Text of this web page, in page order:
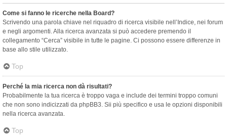
Come si fanno le ricerche nella Board?
Scrivendo una parola chiave nel riquadro di ricerca visibile nell’Indice, nei forum
e negli argomenti. Alla ricerca avanzata si può accedere premendo il
collegamento “Cerca” visibile in tutte le pagine. Ci possono essere differenze in
base allo stile utilizzato.
Top
Perché la mia ricerca non dà risultati?
Probabilmente la tua ricerca è troppo vaga e include dei termini troppo comuni
che non sono indicizzati da phpBB3. Sii più specifico e usa le opzioni disponibili
nella ricerca avanzata.
Top